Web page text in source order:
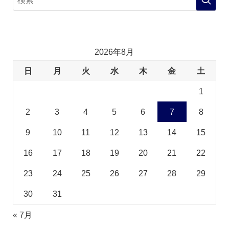
2026年8月
日 月 火 水 木 金 土
1
2 3 4 5 6 7 8
9 10 11 12 13 14 15
16 17 18 19 20 21 22
23 24 25 26 27 28 29
30 31
« 7月